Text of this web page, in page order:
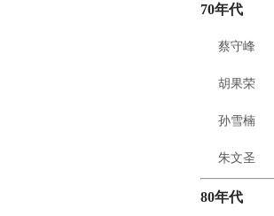
70年代
蔡守峰
胡果荣
孙雪楠
朱文圣
80年代